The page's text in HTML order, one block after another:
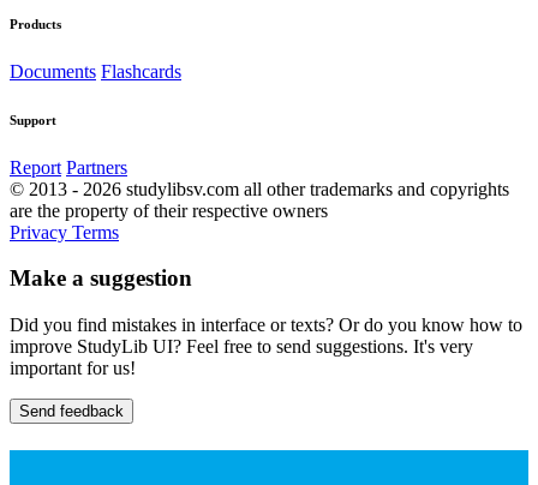
Products
Documents Flashcards
Support
Report Partners
© 2013 - 2026 studylibsv.com all other trademarks and copyrights
are the property of their respective owners
Privacy Terms
Make a suggestion
Did you find mistakes in interface or texts? Or do you know how to
improve StudyLib UI? Feel free to send suggestions. It's very
important for us!
Send feedback